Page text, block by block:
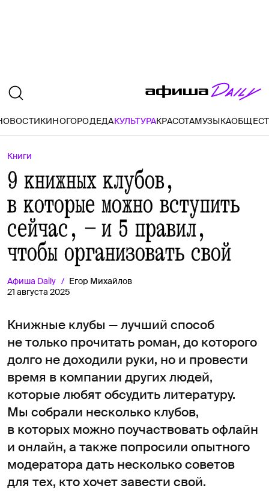
КИНОГОРОДЕДАКУЛЬТУРАКРАСОТАМУЗЫКА
Книги
9 книжных клубов,
в которые можно вступить
сейчас, — и 5 правил,
чтобы организовать свой
Афиша Daily
Егор Михайлов
21 августа 2025
Книжные клубы — лучший способ
не только прочитать роман, до которого
долго не доходили руки, но и провести
время в компании других людей,
которые любят обсудить литературу.
Мы собрали несколько клубов,
в которых можно поучаствовать офлайн
и онлайн, а также попросили опытного
модератора дать несколько советов
для тех, кто хочет завести свой.